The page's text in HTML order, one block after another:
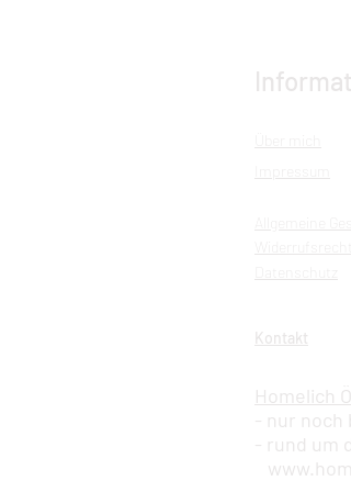
Kontakt
Homelich
- nur noch
- rund um